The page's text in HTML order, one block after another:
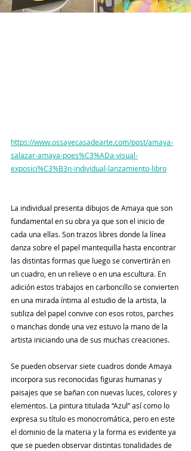
https://www.ossayecasadearte.com/post/amaya-
salazar-amaya-poes%C3%ADa-visual-
exposici%C3%B3n-individual-lanzamiento-libro
La individual presenta dibujos de Amaya que son
fundamental en su obra ya que son el inicio de
cada una ellas. Son trazos libres donde la línea
danza sobre el papel mantequilla hasta encontrar
las distintas formas que luego se convertirán en
un cuadro, en un relieve o en una escultura. En
adición estos trabajos en carboncillo se convierten
en una mirada íntima al estudio de la artista, la
sutiliza del papel convive con esos rotos, parches
o manchas donde una vez estuvo la mano de la
artista iniciando una de sus muchas creaciones.
Se pueden observar siete cuadros donde Amaya
incorpora sus reconocidas figuras humanas y
paisajes que se bañan con nuevas luces, colores y
elementos. La pintura titulada “Azul” así como lo
expresa su título es monocromática, pero en este
el dominio de la materia y la forma es evidente ya
que se pueden observar distintas tonalidades de